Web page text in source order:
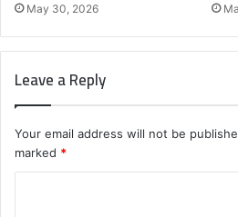
May 30, 2026
Leave a Reply
Your email address will not be
marked *